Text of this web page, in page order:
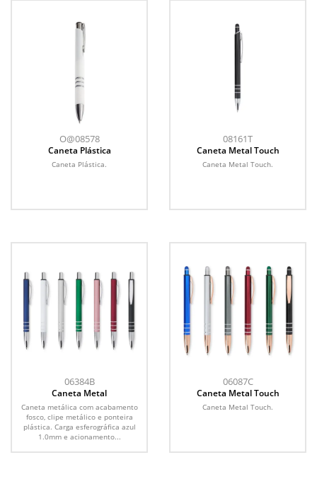
O@08578
Caneta Plástica
Caneta Plástica.
08161T
Caneta Metal Touch
Caneta Metal Touch.
06384B
Caneta Metal
Caneta metálica com acabamento
fosco, clipe metálico e ponteira
plástica. Carga esferográfica azul
1.0mm e acionamento...
06087C
Caneta Metal Touch
Caneta Metal Touch.